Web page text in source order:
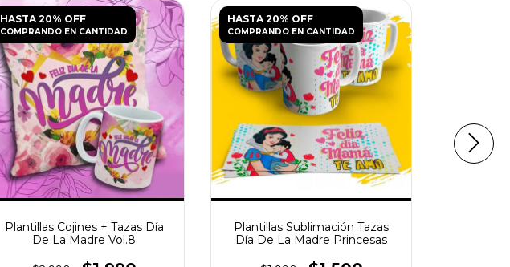
HASTA 20% OFF
COMPRANDO EN CANTIDAD
Plantillas Cojines + Tazas Día
De La Madre Vol.8
HASTA 20% OFF
COMPRANDO EN CANTIDAD
Plantillas Sublimación Tazas
Día De La Madre Princesas